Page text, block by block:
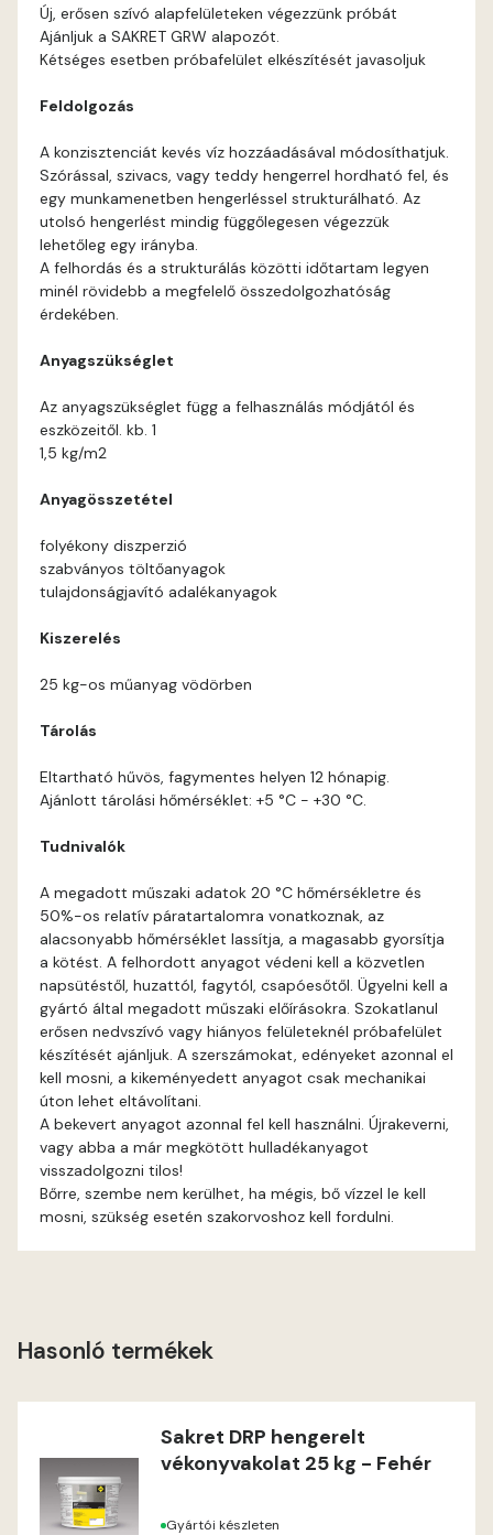
Brick C
Caramel B
Caramel C
Citrus B
Cognac D
Date-brown D
Fern D
Fig-brown C
Fig-brown D
Fir D
Gecco-green E
Gold-yellow D
Grass-green D
Új, erősen szívó alapfelületeken végezzünk próbát
Ajánljuk a SAKRET GRW alapozót.
Kétséges esetben próbafelület elkészítését javasoljuk
Feldolgozás
A konzisztenciát kevés víz hozzáadásával módosíthatjuk.
Szórással, szivacs, vagy teddy hengerrel hordható fel, és
egy munkamenetben hengerléssel strukturálható. Az
utolsó hengerlést mindig függőlegesen végezzük
lehetőleg egy irányba.
A felhordás és a strukturálás közötti időtartam legyen
minél rövidebb a megfelelő összedolgozhatóság
érdekében.
Anyagszükséglet
Az anyagszükséglet függ a felhasználás módjától és
eszközeitől. kb. 1
1,5 kg/m2
Anyagösszetétel
folyékony diszperzió
szabványos töltőanyagok
tulajdonságjavító adalékanyagok
Kiszerelés
25 kg-os műanyag vödörben
Tárolás
Eltartható hűvös, fagymentes helyen 12 hónapig.
Ajánlott tárolási hőmérséklet: +5 °C - +30 °C.
Tudnivalók
A megadott műszaki adatok 20 °C hőmérsékletre és
50%-os relatív páratartalomra vonatkoznak, az
alacsonyabb hőmérséklet lassítja, a magasabb gyorsítja
a kötést. A felhordott anyagot védeni kell a közvetlen
napsütéstől, huzattól, fagytól, csapóesőtől. Ügyelni kell a
gyártó által megadott műszaki előírásokra. Szokatlanul
erősen nedvszívó vagy hiányos felületeknél próbafelület
készítését ajánljuk. A szerszámokat, edényeket azonnal el
kell mosni, a kikeményedett anyagot csak mechanikai
úton lehet eltávolítani.
A bekevert anyagot azonnal fel kell használni. Újrakeverni,
vagy abba a már megkötött hulladékanyagot
visszadolgozni tilos!
Bőrre, szembe nem kerülhet, ha mégis, bő vízzel le kell
mosni, szükség esetén szakorvoshoz kell fordulni.
Hasonló termékek
Sakret DRP hengerelt
vékonyvakolat 25 kg - Fehér
Gyártói készleten